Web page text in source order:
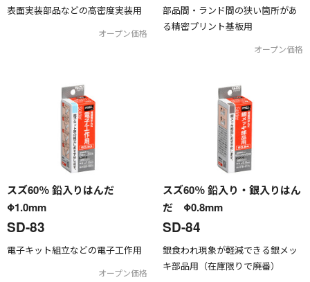
表面実装部品などの高密度実装用
オープン価格
部品間・ランド間の狭い箇所があ
る精密プリント基板用
オープン価格
スズ60％ 鉛入りはんだ
Φ1.0mm
SD-83
電子キット組立などの電子工作用
オープン価格
スズ60％ 鉛入り・銀入りはん
だ Φ0.8mm
SD-84
銀食われ現象が軽減できる銀メッ
キ部品用（在庫限りで廃番）